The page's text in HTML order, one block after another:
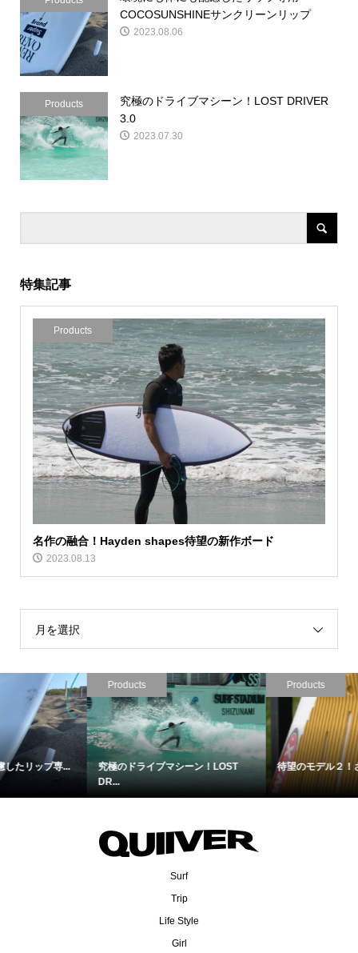
COCOSUNSHINEサンクリーンリップ
2023.08.06
Products
究極のドライブマシーン！LOST DRIVER
3.0
2023.07.30
特集記事
Products
名作の融合！Hayden shapes待望の新作ボード
2023.08.13
月を選択
Products
待望のモデル２！さらに進化したL...
Products
2人のワールドチャンピオンが開発...
Surf
Trip
Life Style
Girl